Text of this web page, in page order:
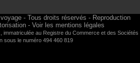
- Tous droits réservés - Reproduction
- Voir les mentions légales
, immatriculée au Registre du Commerce et des Sociétés
sous le numéro 494 460 819